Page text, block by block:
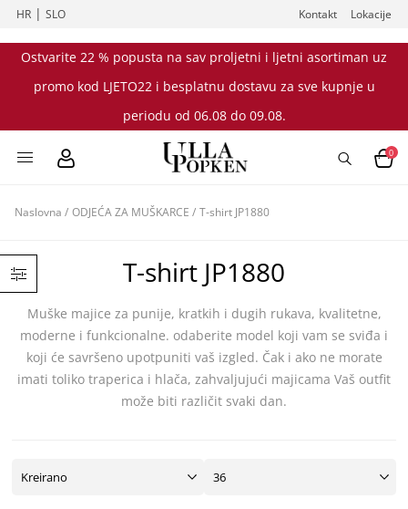
HR |SLO Kontakt Lokacije
Ostvarite 22 % popusta na sav proljetni i ljetni asortiman uz
promo kod LJETO22 i besplatnu dostavu za sve kupnje u
periodu od 06.08 do 09.08.
0
Naslovna / ODJEĆA ZA MUŠKARCE / T-shirt JP1880
T-shirt JP1880
Muške majice za punije, kratkih i dugih rukava, kvalitetne,
moderne i funkcionalne. odaberite model koji vam se sviđa i
koji će savršeno upotpuniti vaš izgled. Čak i ako ne morate
imati toliko traperica i hlača, zahvaljujući majicama Vaš outfit
može biti različit svaki dan.